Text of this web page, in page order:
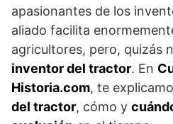
apasionantes de los
aliado facilita
agricultores, pero, quizás
inventor del tractor. En
Historia.com, te
del tractor, cómo y